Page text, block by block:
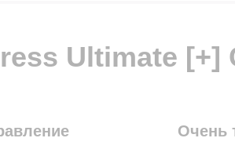
Ultimate [+]
Очень